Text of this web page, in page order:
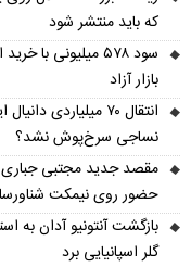
که باید منتشر شود
سود ۵۷۸ میلیونی
بازار آزاد
انتقال ۷۰
نساجی سرخ‌پوش نشد؟
مقصد جدید مجتبی
حضور روی نیمکت
بازگشت آنتونیو آدان به
گلر اسپانیایی برد